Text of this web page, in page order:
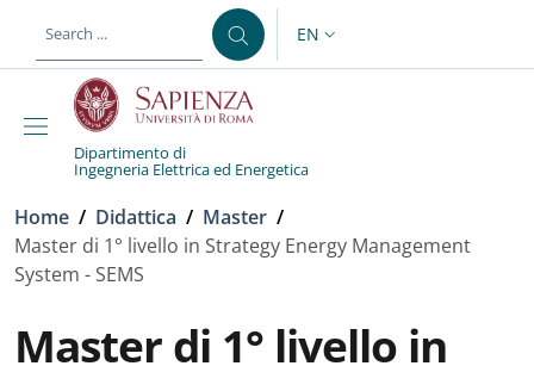
LANGUAGE SWITCHER:
EN
Dipartimento di
Ingegneria Elettrica ed Energetica
Breadcrumb
Home / Didattica / Master /
Master di 1° livello in Strategy Energy Management
System - SEMS
Master di 1° livello in